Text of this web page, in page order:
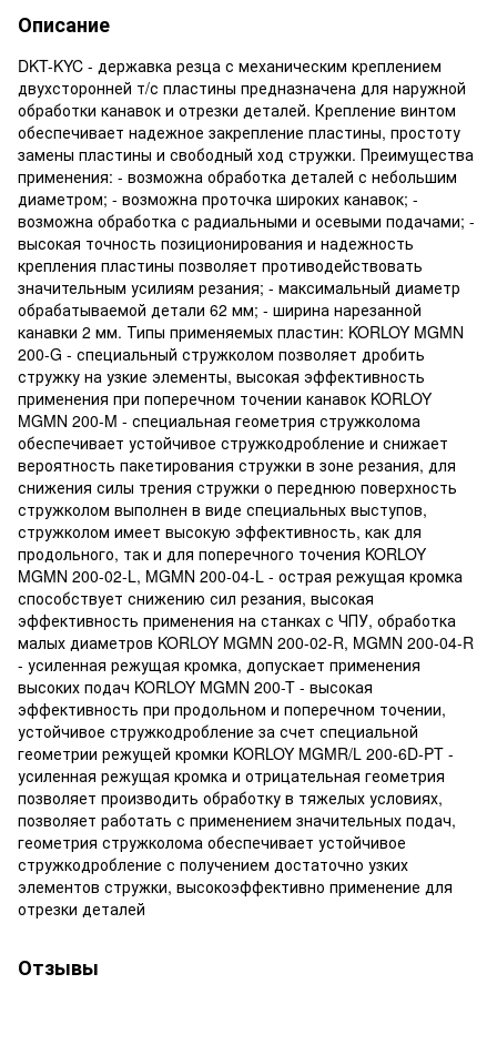
Описание
DKT-KYC - державка резца с механическим креплением
двухсторонней т/с пластины предназначена для наружной
обработки канавок и отрезки деталей. Крепление винтом
обеспечивает надежное закрепление пластины, простоту
замены пластины и свободный ход стружки. Преимущества
применения: - возможна обработка деталей с небольшим
диаметром; - возможна проточка широких канавок; -
возможна обработка с радиальными и осевыми подачами; -
высокая точность позиционирования и надежность
крепления пластины позволяет противодействовать
значительным усилиям резания; - максимальный диаметр
обрабатываемой детали 62 мм; - ширина нарезанной
канавки 2 мм. Типы применяемых пластин: KORLOY MGMN
200-G - специальный стружколом позволяет дробить
стружку на узкие элементы, высокая эффективность
применения при поперечном точении канавок KORLOY
MGMN 200-M - специальная геометрия стружколома
обеспечивает устойчивое стружкодробление и снижает
вероятность пакетирования стружки в зоне резания, для
снижения силы трения стружки о переднюю поверхность
стружколом выполнен в виде специальных выступов,
стружколом имеет высокую эффективность, как для
продольного, так и для поперечного точения KORLOY
MGMN 200-02-L, MGMN 200-04-L - острая режущая кромка
способствует снижению сил резания, высокая
эффективность применения на станках с ЧПУ, обработка
малых диаметров KORLOY MGMN 200-02-R, MGMN 200-04-R
- усиленная режущая кромка, допускает применения
высоких подач KORLOY MGMN 200-T - высокая
эффективность при продольном и поперечном точении,
устойчивое стружкодробление за счет специальной
геометрии режущей кромки KORLOY MGMR/L 200-6D-PT -
усиленная режущая кромка и отрицательная геометрия
позволяет производить обработку в тяжелых условиях,
позволяет работать с применением значительных подач,
геометрия стружколома обеспечивает устойчивое
стружкодробление с получением достаточно узких
элементов стружки, высокоэффективно применение для
отрезки деталей
Отзывы